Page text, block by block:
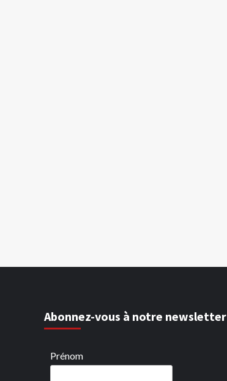
Abonnez-vous à notre newsletter
Prénom